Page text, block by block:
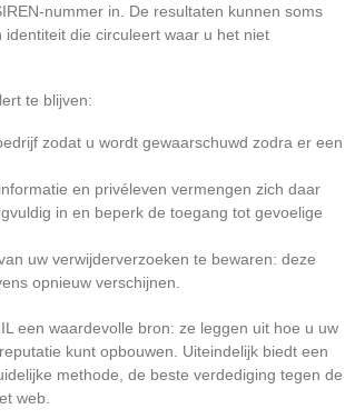
nummer in. De resultaten kunnen soms
die circuleert waar u het niet
te blijven:
zodat u wordt gewaarschuwd zodra er een
en privéleven vermengen zich daar
in en beperk de toegang tot gevoelige
uw verwijderverzoeken te bewaren: deze
opnieuw verschijnen.
een waardevolle bron: ze leggen uit hoe u uw
kunt opbouwen. Uiteindelijk biedt een
methode, de beste verdediging tegen de
web.